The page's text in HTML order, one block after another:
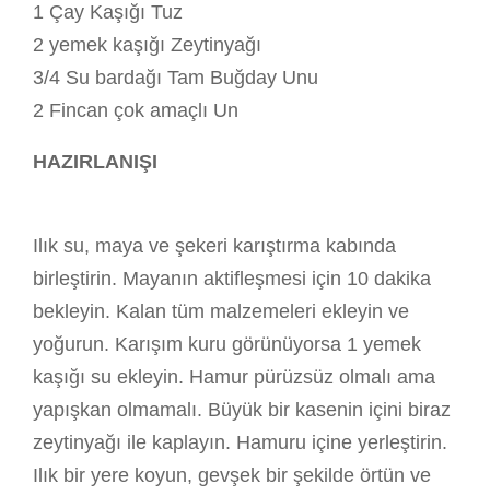
1 Çay Kaşığı Tuz
2 yemek kaşığı Zeytinyağı
3/4 Su bardağı Tam Buğday Unu
2 Fincan çok amaçlı Un
HAZIRLANIŞI
Ilık su, maya ve şekeri karıştırma kabında
birleştirin. Mayanın aktifleşmesi için 10 dakika
bekleyin. Kalan tüm malzemeleri ekleyin ve
yoğurun. Karışım kuru görünüyorsa 1 yemek
kaşığı su ekleyin. Hamur pürüzsüz olmalı ama
yapışkan olmamalı. Büyük bir kasenin içini biraz
zeytinyağı ile kaplayın. Hamuru içine yerleştirin.
Ilık bir yere koyun, gevşek bir şekilde örtün ve